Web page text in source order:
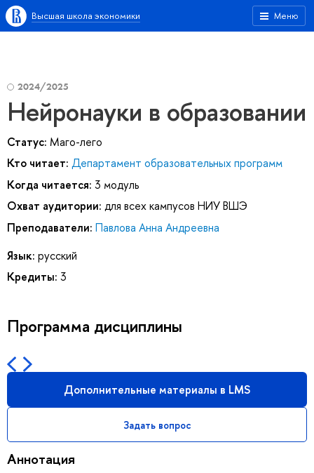
Меню
Высшая школа экономики
2024/2025
Нейронауки в образовании
Статус: Маго-лего
Кто читает: Департамент образовательных программ
Когда читается: 3 модуль
Охват аудитории: для всех кампусов НИУ ВШЭ
Преподаватели: Павлова Анна Андреевна
Язык: русский
Кредиты: 3
Программа дисциплины
Дополнительные материалы в LMS
Задать вопрос
Аннотация